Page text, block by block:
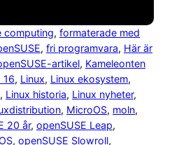
computing, formaterade med
, fri programvara, Här är
artikel, Kameleonten
16, Linux, Linux ekosystem
, Linux historia, Linux nyheter
, MicroOS, moln
20 år, openSUSE Leap
, openSUSE Slowroll